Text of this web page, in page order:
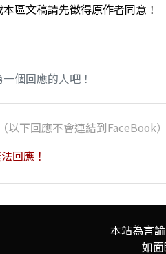
本區文稿請先徵得原作者同意！
個回應的人吧！
（以下回應不會連結到FaceBook
回應！
本站為言
如